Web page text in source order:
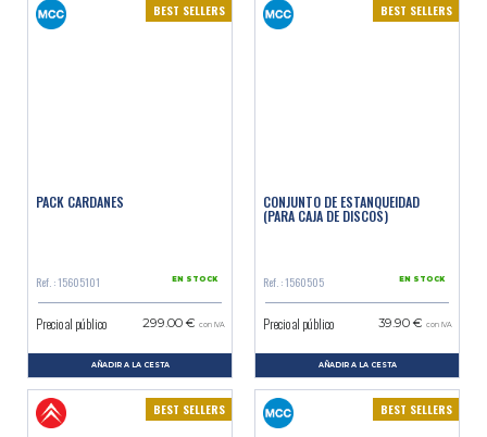
BEST SELLERS
PACK CARDANES
Ref. : 15605101 EN STOCK
Precio al público 299.00 € con IVA
AÑADIR A LA CESTA
BEST SELLERS
CONJUNTO DE ESTANQUEIDAD
(PARA CAJA DE DISCOS)
Ref. : 1560505 EN STOCK
Precio al público 39.90 € con IVA
AÑADIR A LA CESTA
BEST SELLERS BEST SELLERS